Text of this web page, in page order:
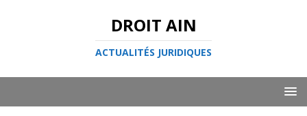
DROIT AIN
ACTUALITÉS JURIDIQUES